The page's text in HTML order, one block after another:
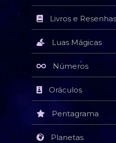
Livros e Resenhas
Luas Mágicas
Números
Oráculos
Pentagrama
Planetas